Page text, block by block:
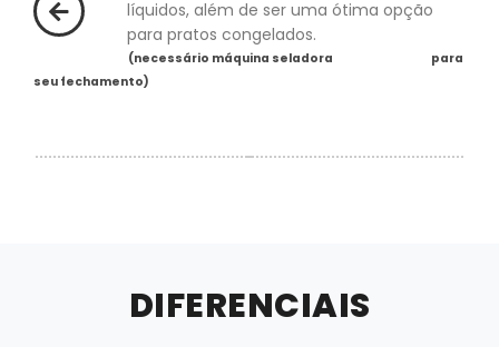
líquidos, além de ser uma ótima opção
para pratos congelados.
(necessário máquina seladora
para
seu fechamento)
DIFERENCIAIS